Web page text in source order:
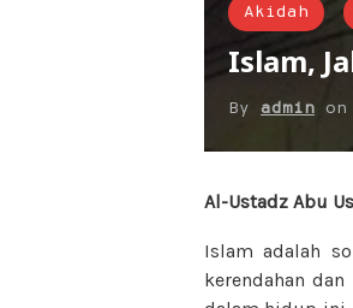
Akidah
Islam,
By admin on
Al-Ustadz Abu
Islam adalah
kerendahan